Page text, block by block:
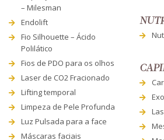
– Milesman
Endolift
Fio Silhouette – Ácido
Polilático
Fios de PDO para os olhos
Laser de CO2 Fracionado
Lifting temporal
Limpeza de Pele Profunda
Luz Pulsada para a face
Máscaras faciais